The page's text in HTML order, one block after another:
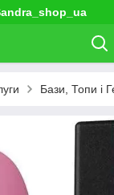
Бази, Топи і